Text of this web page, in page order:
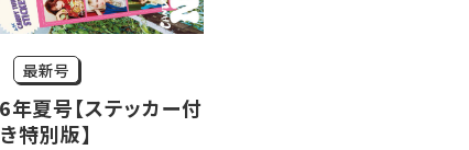
最新号
夏号【ステッカー付
き特別版】